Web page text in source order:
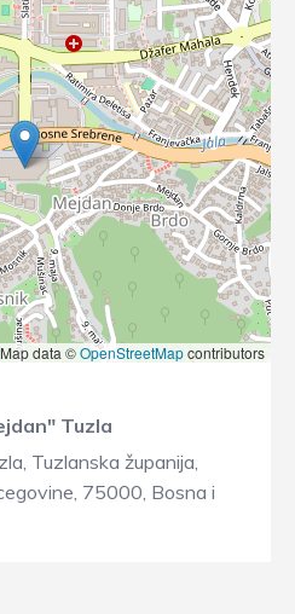
Map data ©OpenStreetMapcontributors
Tuzla
Tuzlanska županija,
75000, Bosna i